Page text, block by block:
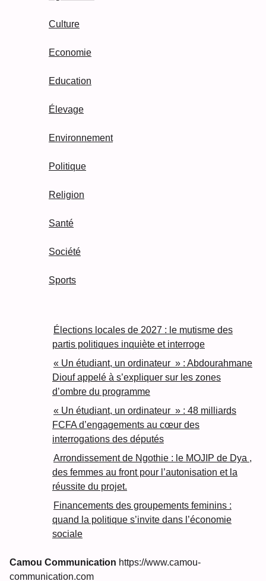
Culture
Economie
Education
Élevage
Environnement
Politique
Religion
Santé
Société
Sports
Élections locales de 2027 : le mutisme des
partis politiques inquiète et interroge
« Un étudiant, un ordinateur » : Abdourahmane
Diouf appelé à s’expliquer sur les zones
d’ombre du programme
« Un étudiant, un ordinateur » : 48 milliards
FCFA d’engagements au cœur des
interrogations des députés
Arrondissement de Ngothie : le MOJIP de Dya ,
des femmes au front pour l’autonisation et la
réussite du projet.
Financements des groupements feminins :
quand la politique s’invite dans l’économie
sociale
Camou Communication https://www.camou-
communication.com